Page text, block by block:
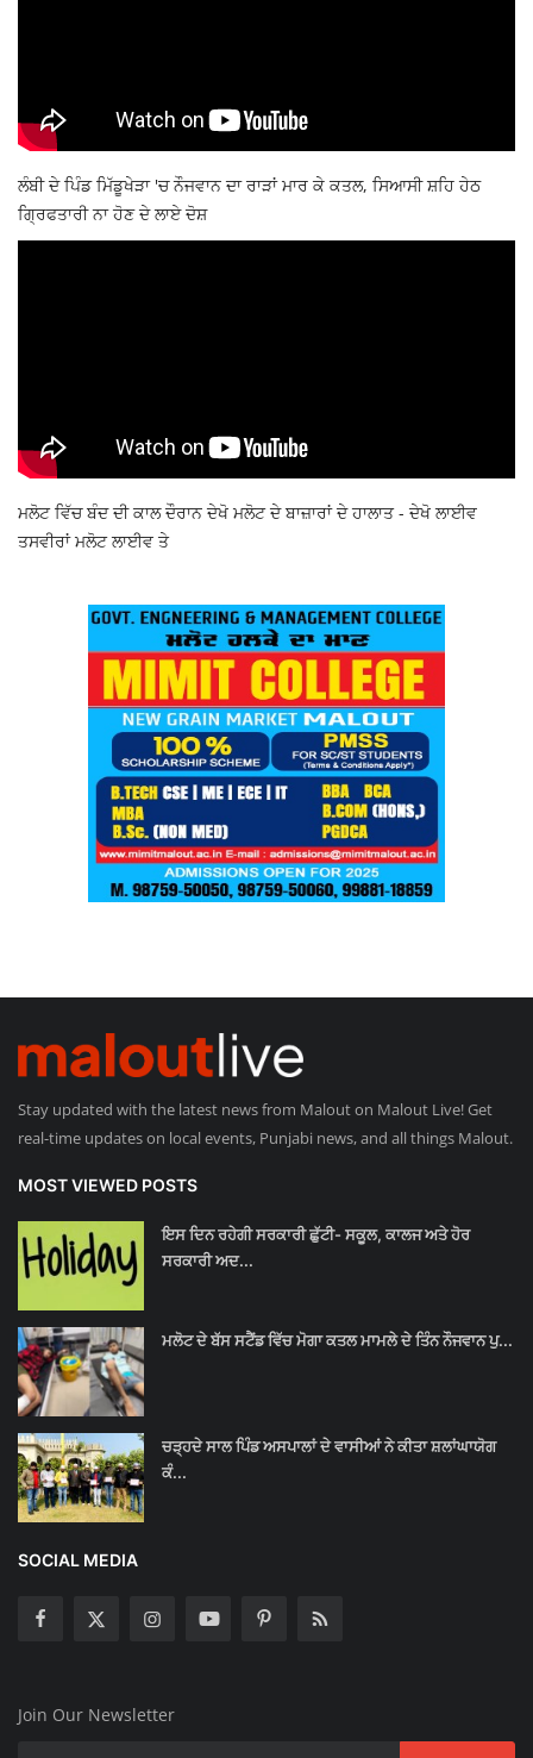
ਲੰਬੀ ਦੇ ਪਿੰਡ ਮਿੱਡੂਖੇੜਾ 'ਚ ਨੌਜਵਾਨ ਦਾ ਰਾੜਾਂ ਮਾਰ ਕੇ ਕਤਲ, ਸਿਆਸੀ ਸ਼ਹਿ ਹੇਠ
ਗ੍ਰਿਫਤਾਰੀ ਨਾ ਹੋਣ ਦੇ ਲਾਏ ਦੋਸ਼
ਮਲੋਟ ਵਿੱਚ ਬੰਦ ਦੀ ਕਾਲ ਦੌਰਾਨ ਦੇਖੋ ਮਲੋਟ ਦੇ ਬਾਜ਼ਾਰਾਂ ਦੇ ਹਾਲਾਤ - ਦੇਖੋ ਲਾਈਵ
ਤਸਵੀਰਾਂ ਮਲੋਟ ਲਾਈਵ ਤੇ
Stay updated with the latest news from Malout on Malout Live! Get
real-time updates on local events, Punjabi news, and all things Malout.
MOST VIEWED POSTS
ਇਸ ਦਿਨ ਰਹੇਗੀ ਸਰਕਾਰੀ ਛੁੱਟੀ- ਸਕੂਲ, ਕਾਲਜ ਅਤੇ ਹੋਰ
ਸਰਕਾਰੀ ਅਦ...
ਮਲੋਟ ਦੇ ਬੱਸ ਸਟੈਂਡ ਵਿੱਚ ਮੋਗਾ ਕਤਲ ਮਾਮਲੇ ਦੇ ਤਿੰਨ ਨੌਜਵਾਨ ਪੁ...
ਚੜ੍ਹਦੇ ਸਾਲ ਪਿੰਡ ਅਸਪਾਲਾਂ ਦੇ ਵਾਸੀਆਂ ਨੇ ਕੀਤਾ ਸ਼ਲਾਂਘਾਯੋਗ
ਕੰ...
SOCIAL MEDIA
Join Our Newsletter